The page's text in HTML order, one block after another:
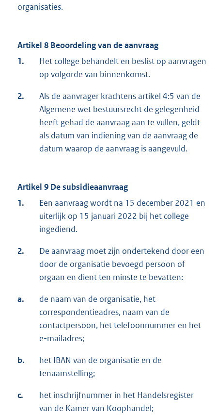
organisaties.
Artikel 8 Beoordeling van de aanvraag
1.
Het college behandelt en beslist op aanvragen
op volgorde van binnenkomst.
2.
Als de aanvrager krachtens artikel 4:5 van de
Algemene wet bestuursrecht de gelegenheid
heeft gehad de aanvraag aan te vullen, geldt
als datum van indiening van de aanvraag de
datum waarop de aanvraag is aangevuld.
Artikel 9 De subsidieaanvraag
1.
Een aanvraag wordt na 15 december 2021 en
uiterlijk op 15 januari 2022 bij het college
ingediend.
2.
De aanvraag moet zijn ondertekend door een
door de organisatie bevoegd persoon of
orgaan en dient ten minste te bevatten:
a.
de naam van de organisatie, het
correspondentieadres, naam van de
contactpersoon, het telefoonnummer en het
e-mailadres;
b.
het IBAN van de organisatie en de
tenaamstelling;
c.
het inschrijfnummer in het Handelsregister
van de Kamer van Koophandel;